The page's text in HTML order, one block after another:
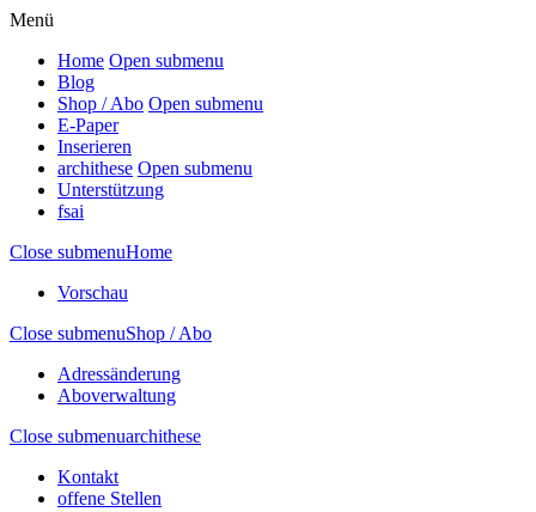
Menü
Home Open submenu
Blog
Shop / Abo Open submenu
E-Paper
Inserieren
archithese Open submenu
Unterstützung
fsai
Close submenuHome
Vorschau
Close submenuShop / Abo
Adressänderung
Aboverwaltung
Close submenuarchithese
Kontakt
offene Stellen